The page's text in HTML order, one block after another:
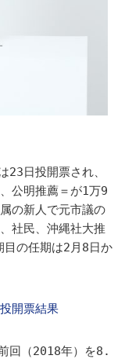
日投開票され、
公明推薦＝が1万9
の新人で元市議の
社民、沖縄社大推
目の任期は2月8日か
開票結果
回（2018年）を8.